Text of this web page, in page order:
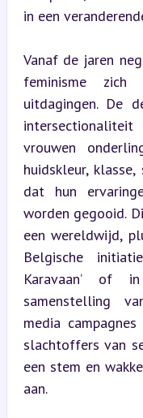
in een
Vanaf de jaren
feminisme
uitdagingen. De
vrouwen
huidskleur,
dat hun
worden gegooid.
een wereldwijd,
Belgische
Karavaan’ of
samenstelling
media
slachtoffers van
een stem en
aan.